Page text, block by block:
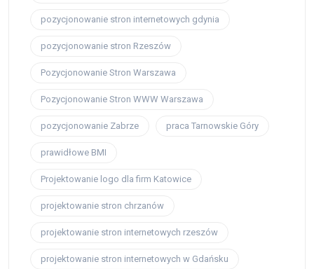
pozycjonowanie stron internetowych gdynia
pozycjonowanie stron Rzeszów
Pozycjonowanie Stron Warszawa
Pozycjonowanie Stron WWW Warszawa
pozycjonowanie Zabrze praca Tarnowskie Góry
prawidłowe BMI
Projektowanie logo dla firm Katowice
projektowanie stron chrzanów
projektowanie stron internetowych rzeszów
projektowanie stron internetowych w Gdańsku